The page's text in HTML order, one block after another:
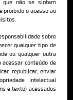
que não se sintam
proibido o acesso ao
sobre
qualquer tipo de
ou qualquer outra
acessar conteúdo de
republicar, enviar
intelectual
e texto) acessados
mais